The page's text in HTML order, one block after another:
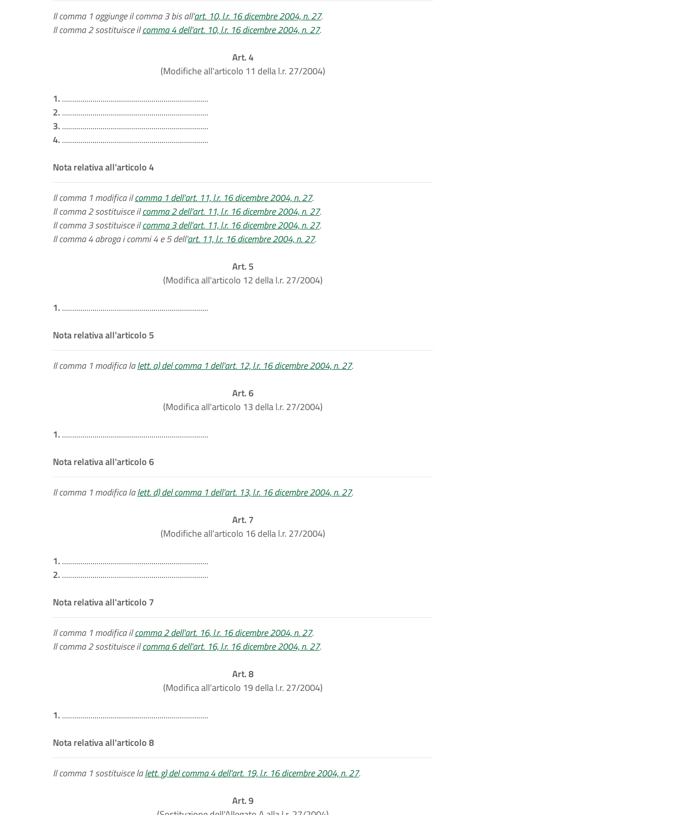
Il comma 1 aggiunge il comma 3 bis all'art. 10, l.r. 16 dicembre 2004, n. 27.
Il comma 2 sostituisce ilcomma 4 dell'art. 10, l.r. 16 dicembre 2004, n. 27.
Art. 4
(Modifiche all'articolo 11 della l.r. 27/2004)
1.........................................................................
2.........................................................................
3.........................................................................
4.........................................................................
Nota relativa all'articolo 4
Il comma 1 modifica ilcomma 1 dell'art. 11, l.r. 16 dicembre 2004, n. 27.
Il comma 2 sostituisce ilcomma 2 dell'art. 11, l.r. 16 dicembre 2004, n. 27.
Il comma 3 sostituisce ilcomma 3 dell'art. 11, l.r. 16 dicembre 2004, n. 27.
Il comma 4 abroga i commi 4 e 5 dell'art. 11, l.r. 16 dicembre 2004, n. 27.
Art. 5
(Modifica all'articolo 12 della l.r. 27/2004)
1.........................................................................
Nota relativa all'articolo 5
Il comma 1 modifica lalett. a) del comma 1 dell'art. 12, l.r. 16 dicembre 2004, n. 27.
Art. 6
(Modifica all'articolo 13 della l.r. 27/2004)
1.........................................................................
Nota relativa all'articolo 6
Il comma 1 modifica lalett. d) del comma 1 dell'art. 13, l.r. 16 dicembre 2004, n. 27.
Art. 7
(Modifiche all'articolo 16 della l.r. 27/2004)
1.........................................................................
2.........................................................................
Nota relativa all'articolo 7
Il comma 1 modifica ilcomma 2 dell'art. 16, l.r. 16 dicembre 2004, n. 27.
Il comma 2 sostituisce ilcomma 6 dell'art. 16, l.r. 16 dicembre 2004, n. 27.
Art. 8
(Modifica all'articolo 19 della l.r. 27/2004)
1.........................................................................
Nota relativa all'articolo 8
Il comma 1 sostituisce lalett. g) del comma 4 dell'art. 19, l.r. 16 dicembre 2004, n. 27.
Art. 9